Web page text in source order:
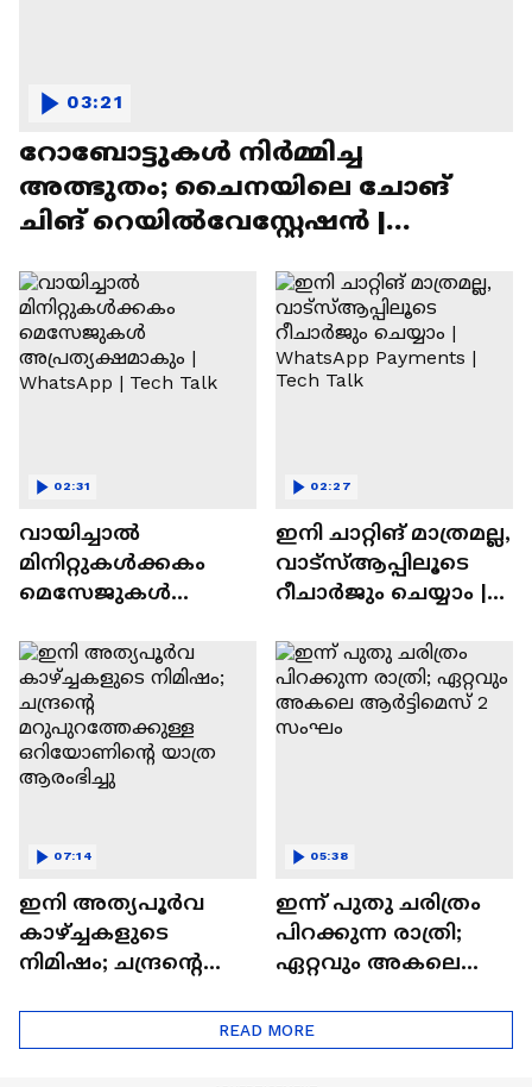
റോബോട്ടുകൾ നിർമ്മിച്ച
അത്ഭുതം; ചൈനയിലെ ചോങ്
ചിങ് റെയിൽവേസ്റ്റേഷൻ |
03:21
വായിച്ചാൽ
മിനിറ്റുകൾക്കകം
മെസേജുകള്‍
WhatsApp | Tech Talk
02:31
ഇനി ചാറ്റിങ് മാത്രമല്ല,
വാട്‌സ്‌ആപ്പിലൂടെ
റീചാർജും ചെയ്യാം |
Tech Talk
02:27
ഇനി അത്യപൂര്‍വ
കാഴ്ച്ചകളുടെ
നിമിഷം; ചന്ദ്രന്റെ
ഒറിയോണിന്റെ യാത്ര
ആരംഭിച്ചു
07:14
ഇന്ന് പുതു ചരിത്രം
പിറക്കുന്ന രാത്രി;
ഏറ്റവും അകലെ
05:38
READ MORE